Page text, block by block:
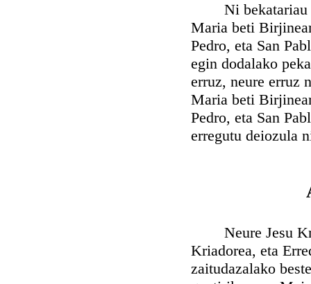
Ni bekatariau
Maria beti
Pedro, eta San
egin dodalako
erruz, neure erruz
Maria beti
Pedro, eta San
erregutu deiozula
Neure Jesu
Kriadorea, eta
zaitudazalako